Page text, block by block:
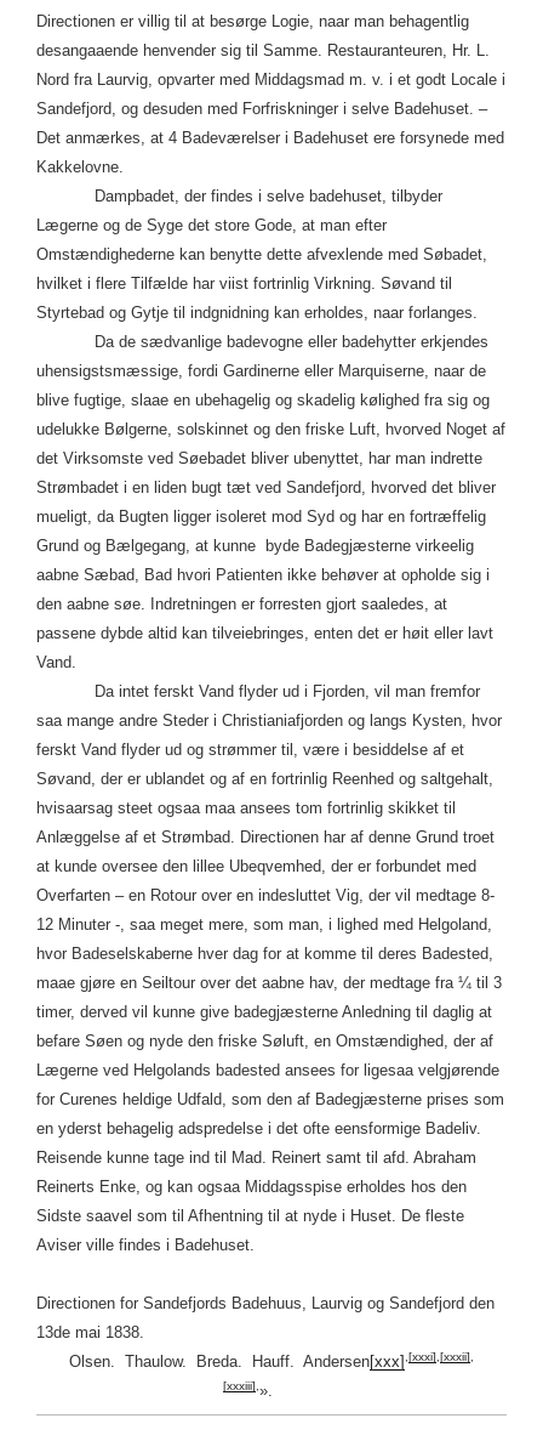
Directionen er villig til at besørge Logie, naar man behagentlig
desangaaende henvender sig til Samme. Restauranteuren, Hr. L.
Nord fra Laurvig, opvarter med Middagsmad m. v. i et godt Locale i
Sandefjord, og desuden med Forfriskninger i selve Badehuset. –
Det anmærkes, at 4 Badeværelser i Badehuset ere forsynede med
Kakkelovne.
Dampbadet, der findes i selve badehuset, tilbyder
Lægerne og de Syge det store Gode, at man efter
Omstændighederne kan benytte dette afvexlende med Søbadet,
hvilket i flere Tilfælde har viist fortrinlig Virkning. Søvand til
Styrtebad og Gytje til indgnidning kan erholdes, naar forlanges.
Da de sædvanlige badevogne eller badehytter erkjendes
uhensigstsmæssige, fordi Gardinerne eller Marquiserne, naar de
blive fugtige, slaae en ubehagelig og skadelig kølighed fra sig og
udelukke Bølgerne, solskinnet og den friske Luft, hvorved Noget af
det Virksomste ved Søebadet bliver ubenyttet, har man indrette
Strømbadet i en liden bugt tæt ved Sandefjord, hvorved det bliver
mueligt, da Bugten ligger isoleret mod Syd og har en fortræffelig
Grund og Bælgegang, at kunne byde Badegjæsterne virkeelig
aabne Sæbad, Bad hvori Patienten ikke behøver at opholde sig i
den aabne søe. Indretningen er forresten gjort saaledes, at
passene dybde altid kan tilveiebringes, enten det er høit eller lavt
Vand.
Da intet ferskt Vand flyder ud i Fjorden, vil man fremfor
saa mange andre Steder i Christianiafjorden og langs Kysten, hvor
ferskt Vand flyder ud og strømmer til, være i besiddelse af et
Søvand, der er ublandet og af en fortrinlig Reenhed og saltgehalt,
hvisaarsag steet ogsaa maa ansees tom fortrinlig skikket til
Anlæggelse af et Strømbad. Directionen har af denne Grund troet
at kunde oversee den lillee Ubeqvemhed, der er forbundet med
Overfarten – en Rotour over en indesluttet Vig, der vil medtage 8-
12 Minuter -, saa meget mere, som man, i lighed med Helgoland,
hvor Badeselskaberne hver dag for at komme til deres Badested,
maae gjøre en Seiltour over det aabne hav, der medtage fra ¼ til 3
timer, derved vil kunne give badegjæsterne Anledning til daglig at
befare Søen og nyde den friske Søluft, en Omstændighed, der af
Lægerne ved Helgolands badested ansees for ligesaa velgjørende
for Curenes heldige Udfald, som den af Badegjæsterne prises som
en yderst behagelig adspredelse i det ofte eensformige Badeliv.
Reisende kunne tage ind til Mad. Reinert samt til afd. Abraham
Reinerts Enke, og kan ogsaa Middagsspise erholdes hos den
Sidste saavel som til Afhentning til at nyde i Huset. De fleste
Aviser ville findes i Badehuset.
Directionen for Sandefjords Badehuus, Laurvig og Sandefjord den
13de mai 1838.
Olsen. Thaulow. Breda. Hauff. Andersen[xxx] [xxxi] [xxxii]
[xxxiii] ».